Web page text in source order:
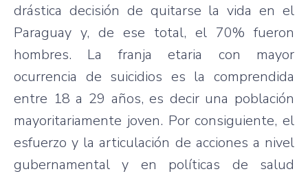
drástica decisión de quitarse la vida en el
Paraguay y, de ese total, el 70% fueron
hombres. La franja etaria con mayor
ocurrencia de suicidios es la comprendida
entre 18 a 29 años, es decir una población
mayoritariamente joven. Por consiguiente, el
esfuerzo y la articulación de acciones a nivel
gubernamental y en políticas de salud